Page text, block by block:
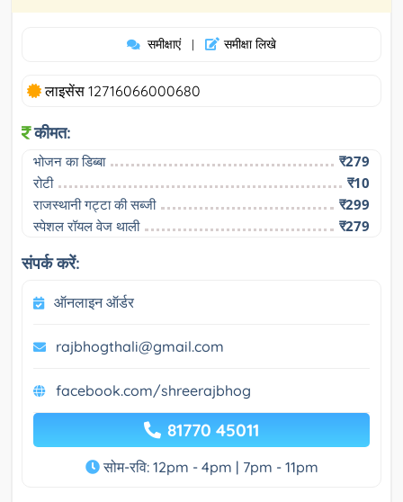
समीक्षाएं | समीक्षा लिखे
लाइसेंस 12716066000680
कीमत:
भोजन का डिब्बा
₹279
रोटी
₹10
राजस्थानी गट्टा की सब्जी
₹299
स्पेशल रॉयल वेज थाली
₹279
संपर्क करें:
ऑनलाइन ऑर्डर
rajbhogthali@gmail.com
facebook.com/shreerajbhog
81770 45011
सोम-रवि: 12pm - 4pm | 7pm - 11pm